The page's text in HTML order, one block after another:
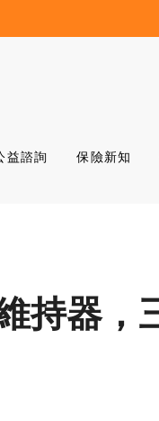
益諮詢 保險新知
持器，